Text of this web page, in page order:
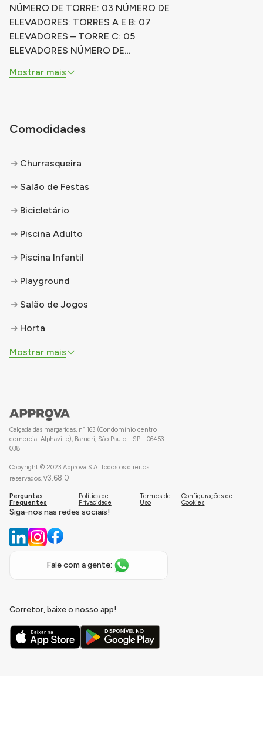
NÚMERO DE TORRE: 03 NÚMERO DE
ELEVADORES: TORRES A E B: 07
ELEVADORES – TORRE C: 05
ELEVADORES NÚMERO DE
202 (CARRO), 03 (PCD) E 02 (MOTO)
ANDAR: TORRES A E B: 15 UNIDADES
...
Mostrar mais
Comodidades
Churrasqueira
Salão de Festas
Bicicletário
Piscina Adulto
Piscina Infantil
Playground
Salão de Jogos
Horta
Mostrar mais
Calçada das margaridas, nº 163 (Condomínio centro
comercial Alphaville), Barueri, São Paulo - SP - 06453-
038
Copyright © 2023 Approva S.A. Todos os direitos
reservados. v3.68.0
Perguntas
Frequentes
Política de
Privacidade
Termos de
Uso
Configurações de
Cookies
Siga-nos nas redes sociais!
Fale com a gente:
Corretor, baixe o nosso app!